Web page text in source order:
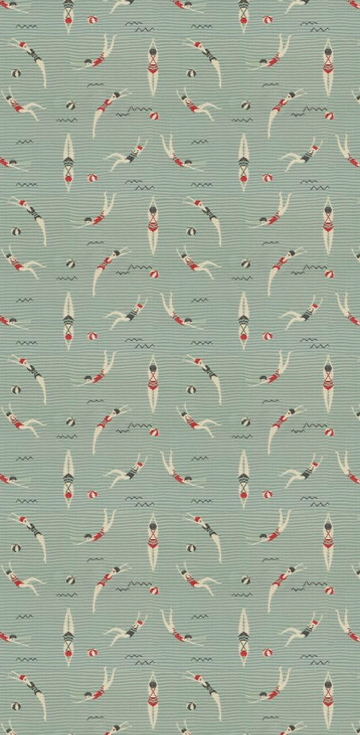
Farbe
Wir erklären das Konzept hinter diesem stylishen
Apartment in Kiew und warum Interiordesignerin
Aleksandrine Lukach das längst abgeschlossen
geglaubte Projekt doch noch retten musste.
Konzept Wohnen
Ein ganz und gar nicht
stereotypes Ferienhaus
auf Ibiza
Die Architektur der Balearen-Insel ist pur,
pragmatisch und vor allem funktional. In Sachen
Interior darf es daher gerne individueller zugehen.
Wie ein ungewöhnliches Konzept funktionieren kann,
zeigt das Londoner Designbüro TG Studio.
Wohnen
So stilvoll wohnt
Interiordesignerin Julie
Brandt in Kopenhagen
Am Stadtrand Kopenhagens richtete Julie Brandt
Dam ein Refugium ein, das nicht farbig ist, nicht der